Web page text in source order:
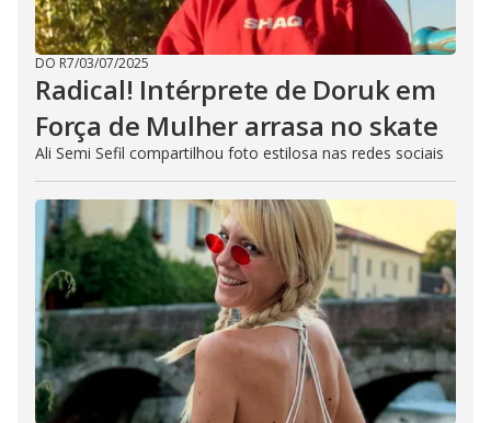
DO R7/03/07/2025
Radical! Intérprete de Doruk em
Força de Mulher arrasa no skate
Ali Semi Sefil compartilhou foto estilosa nas redes sociais